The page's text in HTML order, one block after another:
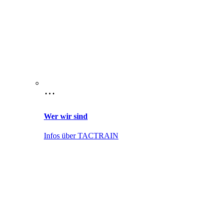
Wer wir sind
Infos über TACTRAIN